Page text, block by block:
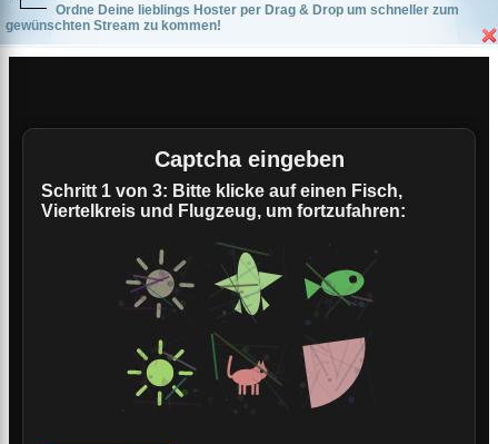
Ordne Deine lieblings Hoster per Drag & Drop um schneller zum
gewünschten Stream zu kommen!